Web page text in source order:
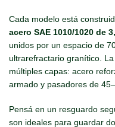
Cada modelo está
acero SAE 1010/1020 de
unidos por un espacio de
ultrarefractario granítico.
múltiples capas: acero
armado y pasadores de
Pensá en un resguardo
son ideales para guardar